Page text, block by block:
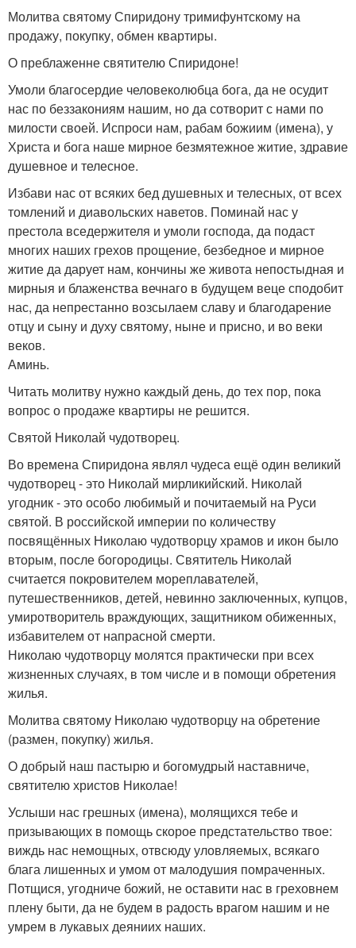
Молитва святому Спиридону тримифунтскому на
продажу, покупку, обмен квартиры.
О преблаженне святителю Спиридоне!
Умоли благосердие человеколюбца бога, да не осудит
нас по беззакониям нашим, но да сотворит с нами по
милости своей. Испроси нам, рабам божиим (имена), у
Христа и бога наше мирное безмятежное житие, здравие
душевное и телесное.
Избави нас от всяких бед душевных и телесных, от всех
томлений и диавольских наветов. Поминай нас у
престола вседержителя и умоли господа, да подаст
многих наших грехов прощение, безбедное и мирное
житие да дарует нам, кончины же живота непостыдная и
мирныя и блаженства вечнаго в будущем веце сподобит
нас, да непрестанно возсылаем славу и благодарение
отцу и сыну и духу святому, ныне и присно, и во веки
веков.
Аминь.
Читать молитву нужно каждый день, до тех пор, пока
вопрос о продаже квартиры не решится.
Святой Николай чудотворец.
Во времена Спиридона являл чудеса ещё один великий
чудотворец - это Николай мирликийский. Николай
угодник - это особо любимый и почитаемый на Руси
святой. В российской империи по количеству
посвящённых Николаю чудотворцу храмов и икон было
вторым, после богородицы. Святитель Николай
считается покровителем мореплавателей,
путешественников, детей, невинно заключенных, купцов,
умиротворитель враждующих, защитником обиженных,
избавителем от напрасной смерти.
Николаю чудотворцу молятся практически при всех
жизненных случаях, в том числе и в помощи обретения
жилья.
Молитва святому Николаю чудотворцу на обретение
(размен, покупку) жилья.
О добрый наш пастырю и богомудрый наставниче,
святителю христов Николае!
Услыши нас грешных (имена), молящихся тебе и
призывающих в помощь скорое предстательство твое:
виждь нас немощных, отвсюду уловляемых, всякаго
блага лишенных и умом от малодушия помраченных.
Потщися, угодниче божий, не оставити нас в греховнем
плену быти, да не будем в радость врагом нашим и не
умрем в лукавых деяниих наших.